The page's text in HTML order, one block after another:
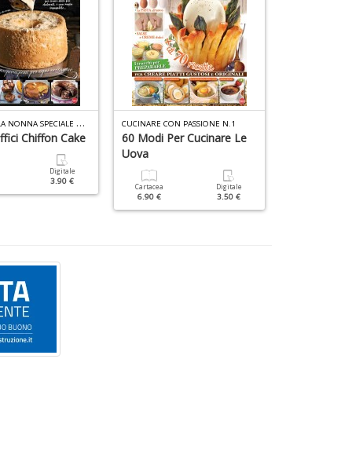
T
ORTE DELLA NONNA SPECIALE N.53
Chiffon Cake
Digitale
3.90 €
CUCINARE CON PASSIONE N.1
60 Modi Per Cucinare Le
Uova
Cartacea
6.90 €
Digitale
3.50 €